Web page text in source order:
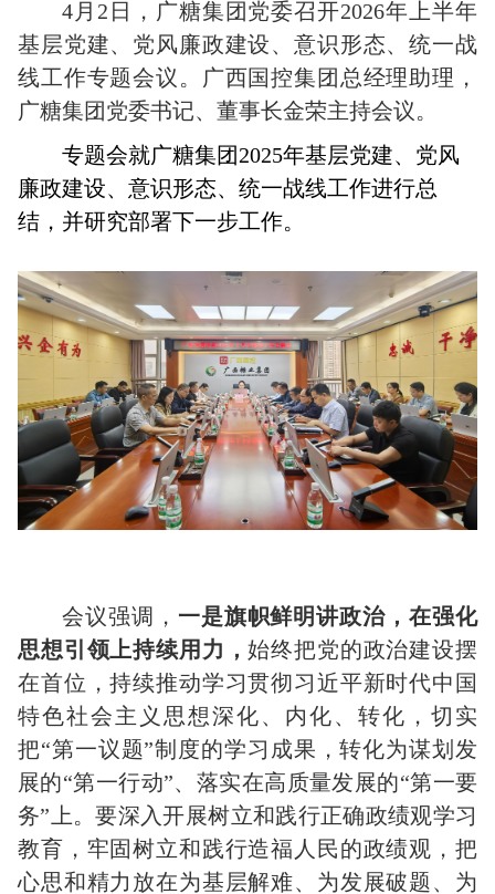
4月2日，广糖集团党委召开2026年上半年
基层党建、党风廉政建设、意识形态、统一战
线工作专题会议。广西国控集团总经理助理，
广糖集团党委书记、董事长金荣主持会议。
专题会就广糖集团2025年基层党建、党风
廉政建设、意识形态、统一战线工作进行总
结，并研究部署下一步工作。
会议强调， 一是旗帜鲜明讲政治，在强化
思想引领上持续用力，始终把党的政治建设摆
在首位，持续推动学习贯彻习近平新时代中国
特色社会主义思想深化、内化、转化，切实
把“第一议题”制度的学习成果，转化为谋划发
展的“第一行动”、落实在高质量发展的“第一要
务”上。要深入开展树立和践行正确政绩观学习
教育，牢固树立和践行造福人民的政绩观，把
心思和精力放在为基层解难、为发展破题、为